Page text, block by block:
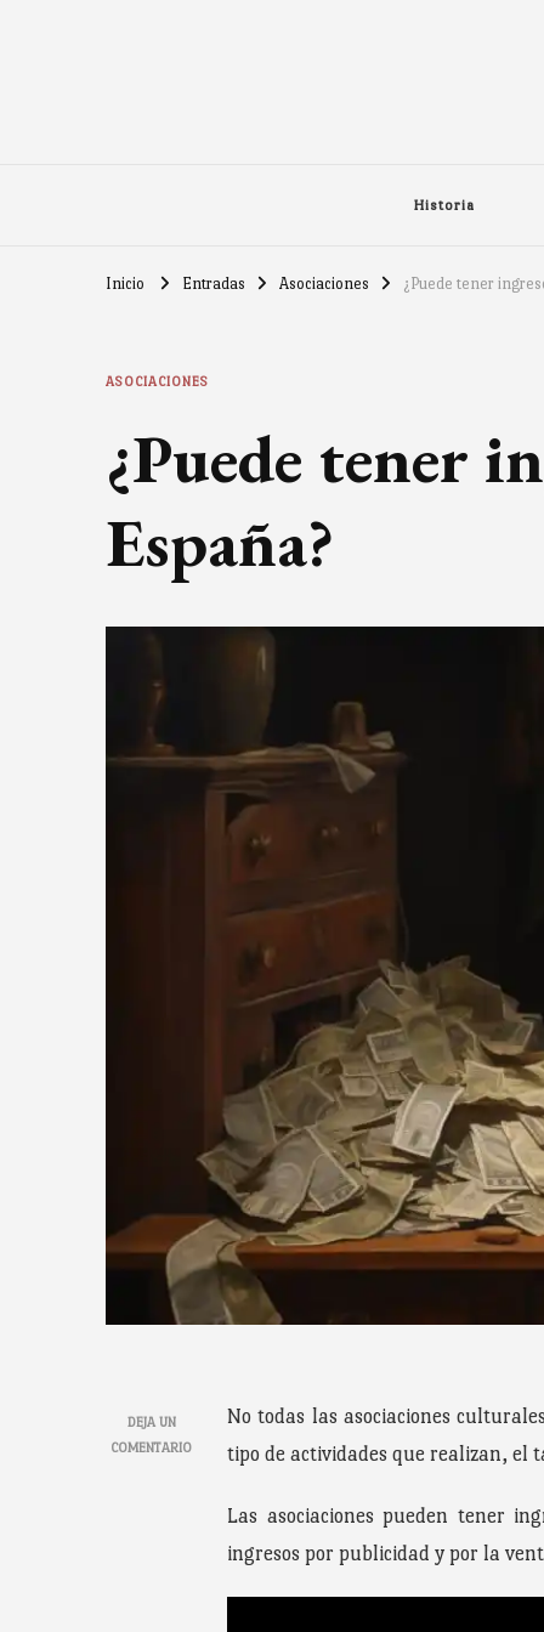
Historia
Inicio Entradas Asociaciones ¿Puede tener
ASOCIACIONES
¿Puede tener
España?
DEJA UN
COMENTARIOEN
INGRESOS
CULTURAL
No todas las asociaciones
tipo de actividades que realizan, el
Las asociaciones pueden tener
ingresos por publicidad y por la